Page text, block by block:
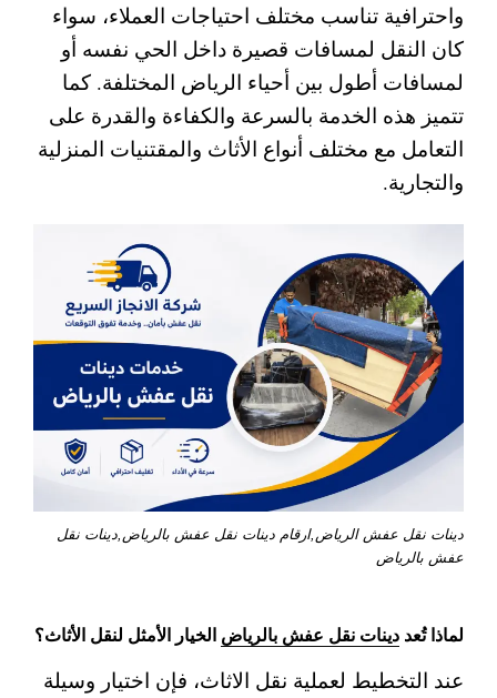
واحترافية تناسب مختلف احتياجات العملاء، سواء
كان النقل لمسافات قصيرة داخل الحي نفسه أو
لمسافات أطول بين أحياء الرياض المختلفة. كما
تتميز هذه الخدمة بالسرعة والكفاءة والقدرة على
التعامل مع مختلف أنواع الأثاث والمقتنيات المنزلية
والتجارية.
دينات نقل عفش الرياض,ارقام دينات نقل عفش بالرياض,دينات نقل
عفش بالرياض
لماذا تُعد دينات نقل عفش بالرياض الخيار الأمثل لنقل الأثاث؟
عند التخطيط لعملية نقل الاثاث، فإن اختيار وسيلة